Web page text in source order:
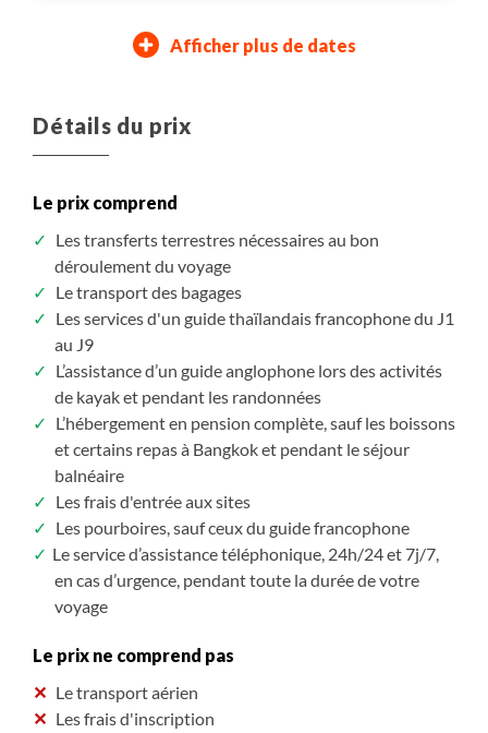
Assuré à partir de 3
Assuré à partir de 3
Assuré à partir de 3
Assuré à partir de 3
Afficher plus de dates
Détails du prix
Le prix comprend
Les transferts terrestres nécessaires au bon
déroulement du voyage
Le transport des bagages
Les services d'un guide thaïlandais francophone du J1
au J9
L’assistance d’un guide anglophone lors des activités
de kayak et pendant les randonnées
L’hébergement en pension complète, sauf les boissons
et certains repas à Bangkok et pendant le séjour
balnéaire
Les frais d'entrée aux sites
Les pourboires, sauf ceux du guide francophone
Le service d’assistance téléphonique, 24h/24 et 7j/7,
en cas d’urgence, pendant toute la durée de votre
voyage
Le prix ne comprend pas
Le transport aérien
Les frais d'inscription